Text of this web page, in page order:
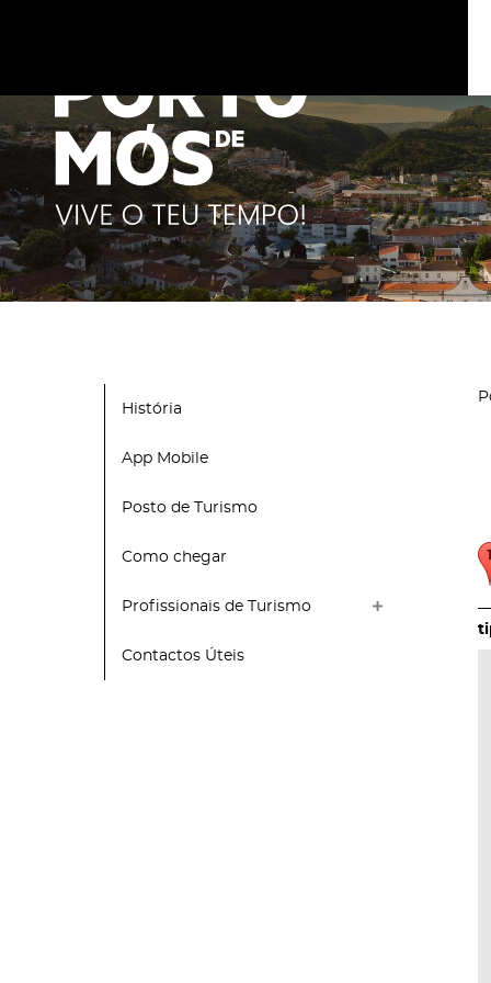
História
App Mobile
Posto de Turismo
Como chegar
Profissionais de Turismo
Contactos Úteis